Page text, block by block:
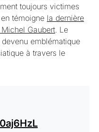
toujours victimes
témoigne la dernière
Gaubert. Le
emblématique
à travers le